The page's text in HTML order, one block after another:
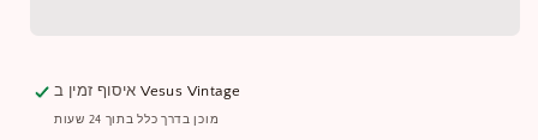
איסוף זמין בVesus Vintage
מוכן בדרך כלל בתוך 24 שעות